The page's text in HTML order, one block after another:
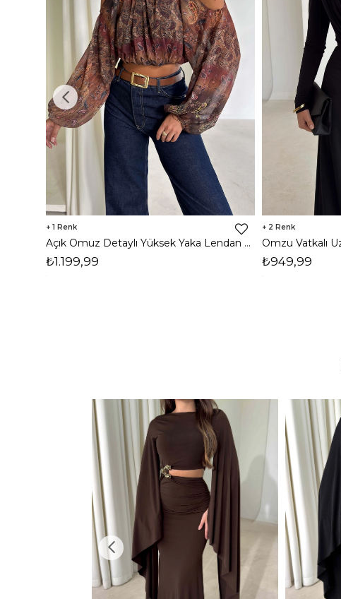
1
Açık Omuz Detaylı Yüksek Yaka Lendan Kahve Kadın bluz 26K026
₺1.199,99
2
₺949,99